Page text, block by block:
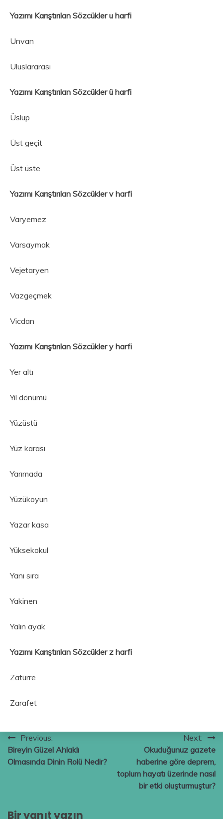
Yazımı Karıştırılan Sözcükler u harfi
Unvan
Uluslararası
Yazımı Karıştırılan Sözcükler ü harfi
Üslup
Üst geçit
Üst üste
Yazımı Karıştırılan Sözcükler v harfi
Varyemez
Varsaymak
Vejetaryen
Vazgeçmek
Vicdan
Yazımı Karıştırılan Sözcükler y harfi
Yer altı
Yıl dönümü
Yüzüstü
Yüz karası
Yarımada
Yüzükoyun
Yazar kasa
Yüksekokul
Yanı sıra
Yakinen
Yalın ayak
Yazımı Karıştırılan Sözcükler z harfi
Zatürre
Zarafet
Yazı
gezinmesi
Previous:
Bireyin Güzel Ahlaklı
Olmasında Dinin Rolü Nedir?
Next:
Okuduğunuz gazete
haberine göre deprem,
toplum hayatı üzerinde nasıl
bir etki oluşturmuştur?
Bir yanıt yazın